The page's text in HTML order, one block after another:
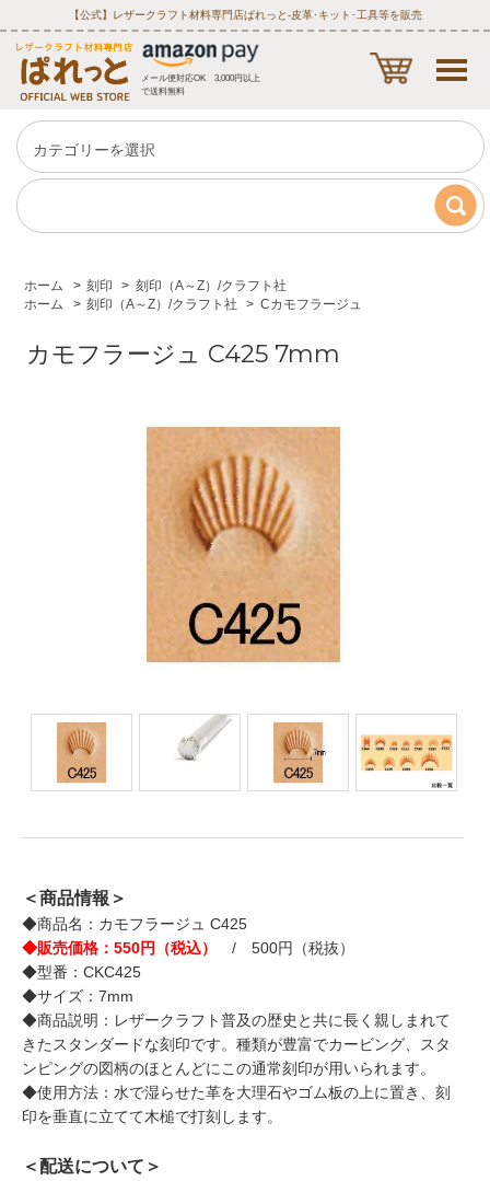
【公式】レザークラフト材料専門店ぱれっと‐皮革･キット･工具等を販売
メール便対応OK 3,000円以上
で送料無料
ホーム > 刻印 > 刻印（A～Z）/クラフト社
ホーム
> 刻印（A～Z）/クラフト社 > Cカモフラージュ
カモフラージュ C425 7mm
＜商品情報＞
◆商品名：カモフラージュ C425
◆販売価格：550円（税込）
/ 500円（税抜）
◆型番：CKC425
◆サイズ：7mm
◆商品説明：レザークラフト普及の歴史と共に長く親しまれて
きたスタンダードな刻印です。種類が豊富でカービング、スタ
ンピングの図柄のほとんどにこの通常刻印が用いられます。
◆使用方法：水で湿らせた革を大理石やゴム板の上に置き、刻
印を垂直に立てて木槌で打刻します。
＜配送について＞